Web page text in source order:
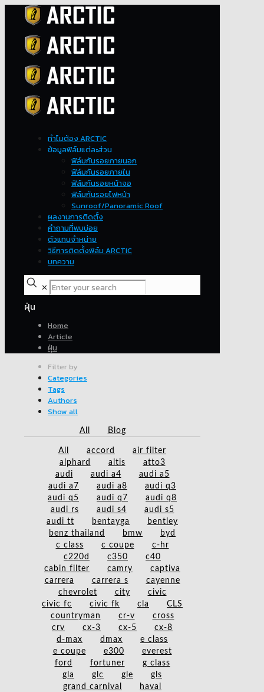
ทำไมต้อง ARCTIC
ข้อมูลฟิล์มแต่ละส่วน
ฟิล์มกันรอยภายนอก
ฟิล์มกันรอยภายใน
ฟิล์มกันรอยหน้าจอ
ฟิล์มกันรอยไฟหน้า
Sunroof/Panoramic Roof
ผลงานการติดตั้ง
คำถามที่พบบ่อย
ตัวแทนจำหน่าย
วิธีการติดตั้งฟิล์ม ARCTIC
บทความ
✕
ฝุ่น
Home
Article
ฝุ่น
Filter by
Categories
Tags
Authors
Show all
All Blog
All accord
air filter
alphard
altis
atto3
audi
audi a4
audi a5
audi a7
audi a8
audi q3
audi q5
audi q7
audi q8
audi rs
audi s4
audi s5
audi tt
bentayga
bentley
benz thailand
bmw
byd
c class
c coupe
c-hr
c220d
c350
c40
cabin filter
camry
captiva
carrera
carrera s
cayenne
chevrolet
city
civic
civic fc
civic fk cla
CLS
countryman
cr-v
cross
crv
cx-3 cx-5
cx-8
d-max
dmax
e class
e coupe
e300
everest
ford
fortuner
g class
gla
glc gle
gls
grand carnival
haval